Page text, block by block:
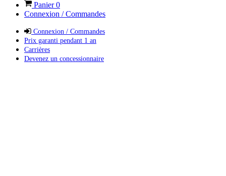
Panier0
Connexion / Commandes
Connexion / Commandes
Prix garanti pendant 1 an
Carrières
Devenez un concessionnaire